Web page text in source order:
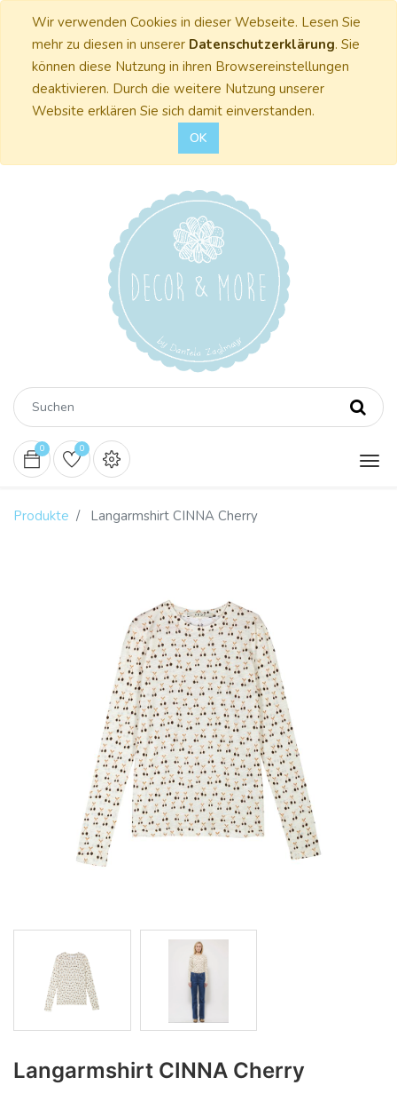
Wir verwenden Cookies in dieser Webseite. Lesen Sie
mehr zu diesen in unserer Datenschutzerklärung. Sie
können diese Nutzung in ihren Browsereinstellungen
deaktivieren. Durch die weitere Nutzung unserer
Website erklären Sie sich damit einverstanden.
OK
0 0
Produkte Langarmshirt CINNA Cherry
Langarmshirt CINNA Cherry